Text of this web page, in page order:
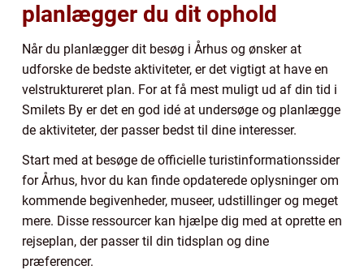
planlægger du dit ophold
Når du planlægger dit besøg i Århus og ønsker at
udforske de bedste aktiviteter, er det vigtigt at have en
velstruktureret plan. For at få mest muligt ud af din tid i
Smilets By er det en god idé at undersøge og planlægge
de aktiviteter, der passer bedst til dine interesser.
Start med at besøge de officielle turistinformationssider
for Århus, hvor du kan finde opdaterede oplysninger om
kommende begivenheder, museer, udstillinger og meget
mere. Disse ressourcer kan hjælpe dig med at oprette en
rejseplan, der passer til din tidsplan og dine
præferencer.